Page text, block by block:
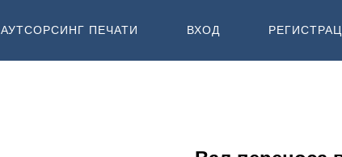
АУТСОРСИНГ ПЕЧАТИ ВХОД